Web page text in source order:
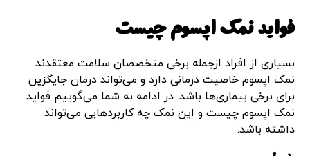
فواید نمک اپسوم چیست
بسیاری از افراد ازجمله برخی متخصصان سلامت معتقدند
نمک اپسوم خاصیت درمانی دارد و می‌تواند درمان جایگزین
برای برخی بیماری‌ها باشد. در ادامه به شما می‌گوییم فواید
نمک اپسوم چیست و این نمک چه کاربردهایی می‌تواند
داشته باشد.